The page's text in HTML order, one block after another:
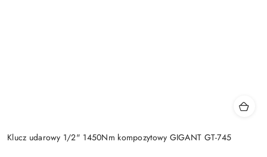
Klucz udarowy 1/2" 1450Nm kompozytowy GIGANT GT-745